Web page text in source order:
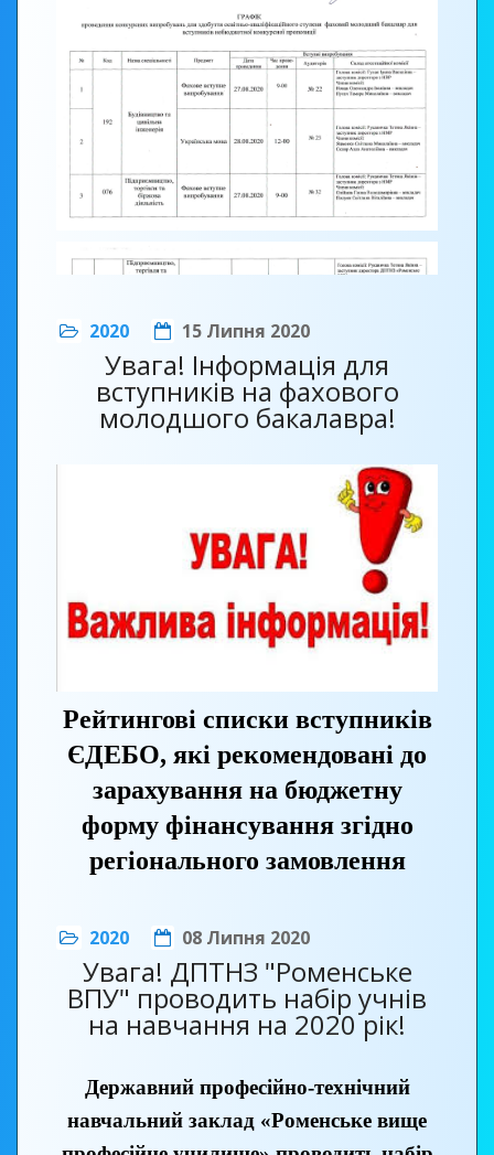
2020 15 Липня 2020
Увага! Інформація для
вступників на фахового
молодшого бакалавра!
Рейтингові списки вступників
ЄДЕБО, які рекомендовані до
зарахування на бюджетну
форму фінансування згідно
регіонального замовлення
2020 08 Липня 2020
Увага! ДПТНЗ "Роменське
ВПУ" проводить набір учнів
на навчання на 2020 рік!
Державний професійно-технічний
навчальний заклад «Роменське вище